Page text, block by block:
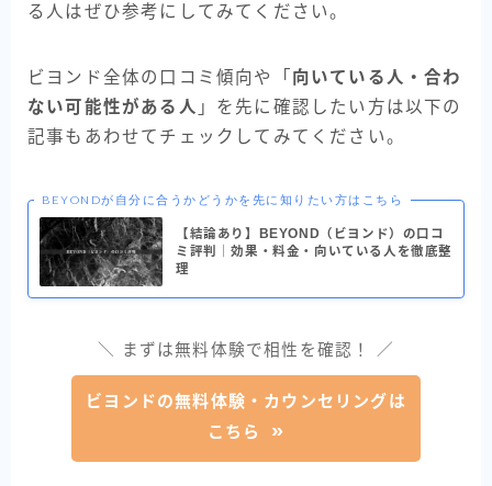
る人はぜひ参考にしてみてください。
ビヨンド全体の口コミ傾向や「 向いている人・合わ
ない可能性がある人 」を先に確認したい方は以下の
記事もあわせてチェックしてみてください。
BEYONDが自分に合うかどうかを先に知りたい方はこちら
【結論あり】BEYOND（ビヨンド）の口コ
ミ評判｜効果・料金・向いている人を徹底整
理
＼ まずは無料体験で相性を確認！ ／
ビヨンドの無料体験・カウンセリングは
こちら